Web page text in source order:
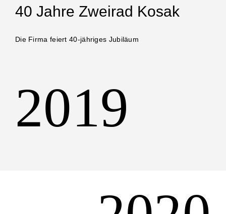
40 Jahre Zweirad Kosak
Die Firma feiert 40-jähriges Jubiläum
2019